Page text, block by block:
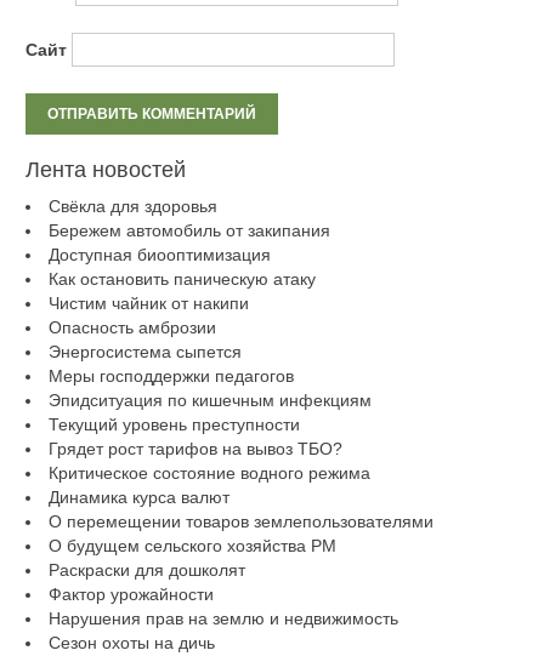
Сайт
Лента новостей
Свёкла для здоровья
Бережем автомобиль от закипания
Доступная биооптимизация
Как остановить паническую атаку
Чистим чайник от накипи
Опасность амброзии
Энергосистема сыпется
Меры господдержки педагогов
Эпидситуация по кишечным инфекциям
Текущий уровень преступности
Грядет рост тарифов на вывоз ТБО?
Критическое состояние водного режима
Динамика курса валют
О перемещении товаров землепользователями
О будущем сельского хозяйства РМ
Раскраски для дошколят
Фактор урожайности
Нарушения прав на землю и недвижимость
Сезон охоты на дичь